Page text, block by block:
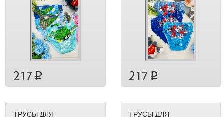
217 p 217 p
ТРУСЫ ДЛЯ
ТРУСЫ ДЛЯ